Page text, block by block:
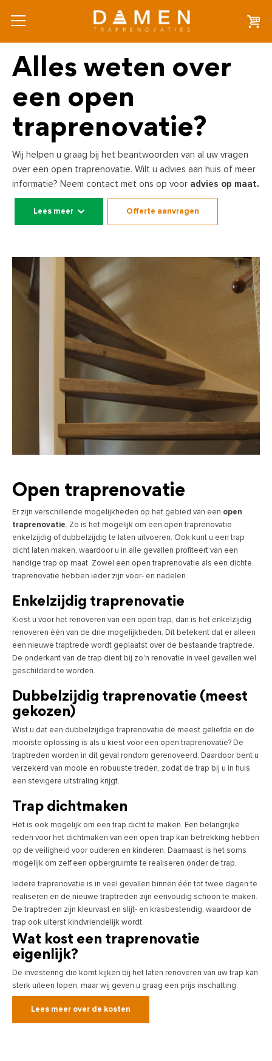
Alles weten over
een open
traprenovatie?
Wij helpen u graag bij het beantwoorden van al uw vragen
over een open traprenovatie. Wilt u advies aan huis of meer
informatie? Neem contact met ons op voor advies op maat.
Lees meer Offerte aanvragen
Open traprenovatie
Er zijn verschillende mogelijkheden op het gebied van een open
traprenovatie . Zo is het mogelijk om een open traprenovatie
enkelzijdig of dubbelzijdig te laten uitvoeren. Ook kunt u een trap
dicht laten maken, waardoor u in alle gevallen profiteert van een
handige trap op maat. Zowel een open traprenovatie als een dichte
traprenovatie hebben ieder zijn voor- en nadelen.
Enkelzijdig traprenovatie
Kiest u voor het renoveren van een open trap, dan is het enkelzijdig
renoveren één van de drie mogelijkheden. Dit betekent dat er alleen
een nieuwe traptrede wordt geplaatst over de bestaande traptrede.
De onderkant van de trap dient bij zo'n renovatie in veel gevallen wel
geschilderd te worden.
Dubbelzijdig traprenovatie (meest
gekozen)
Wist u dat een dubbelzijdige traprenovatie de meest geliefde en de
mooiste oplossing is als u kiest voor een open traprenovatie? De
traptreden worden in dit geval rondom gerenoveerd. Daardoor bent u
verzekerd van mooie en robuuste treden, zodat de trap bij u in huis
een stevigere uitstraling krijgt.
Trap dichtmaken
Het is ook mogelijk om een trap dicht te maken. Een belangrijke
reden voor het dichtmaken van een open trap kan betrekking hebben
op de veiligheid voor ouderen en kinderen. Daarnaast is het soms
mogelijk om zelf een opbergruimte te realiseren onder de trap.
Iedere traprenovatie is in veel gevallen binnen één tot twee dagen te
realiseren en de nieuwe traptreden zijn eenvoudig schoon te maken.
De traptreden zijn kleurvast en slijt- en krasbestendig, waardoor de
trap ook uiterst kindvriendelijk wordt.
Wat kost een traprenovatie
eigenlijk?
De investering die komt kijken bij het laten renoveren van uw trap kan
sterk uiteen lopen, maar wij geven u graag een prijs inschatting.
Lees meer over de kosten